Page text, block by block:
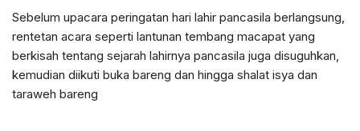
Sebelum upacara peringatan hari lahir pancasila berlangsung,
rentetan acara seperti lantunan tembang macapat yang
berkisah tentang sejarah lahirnya pancasila juga disuguhkan,
kemudian diikuti buka bareng dan hingga shalat isya dan
taraweh bareng